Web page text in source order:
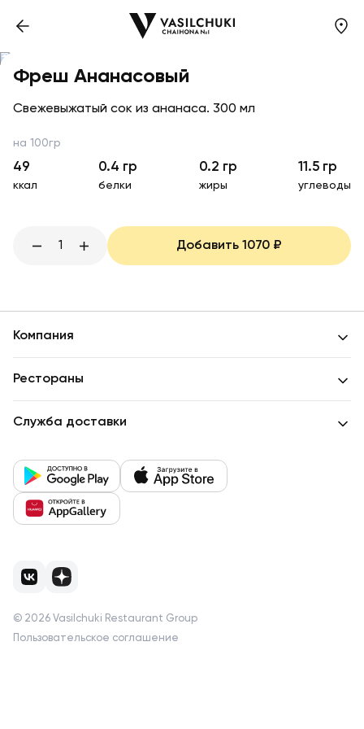
Фреш Ананасовый
Свежевыжатый сок из ананаса. 300 мл
на 100гр
49
ккал
0.4 гр
белки
0.2 гр
жиры
11.5 гр
углеводы
1 Добавить 1070 ₽
Компания
Рестораны
Служба доставки
© 2026 Vasilchuki Restaurant Group
Пользовательское соглашение